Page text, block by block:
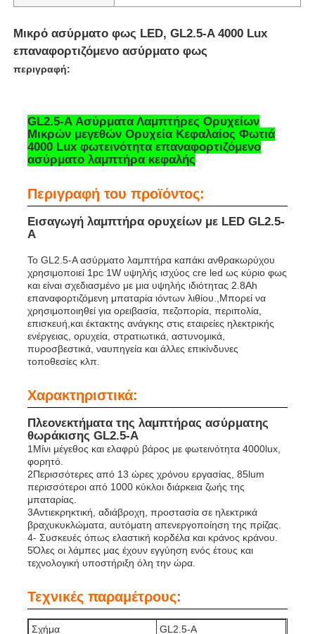
Αρχική Σελίδα
Προϊόντα
Εμφάνιση VR
Σχετικά με εμάς
Γύρος εργοστασίων
Ποιοτικός έλεγχος
Νέα
Ζητήστε ένα απόσπασμα
Ασύρματο φωτιστικό καπάκι εξόρυξης
Μικρό ασύρματο φως LED, GL2.5-A 4000 Lux
επαναφορτιζόμενο ασύρματο φως
περιγραφή:
GL2.5-Α Ασύρματα Λαμπτήρες Ορυχείων
Μικρών μεγεθών Ορυχεία Κεφαλαίος Φωτιά
4000 Lux φωτεινότητα επαναφορτιζόμενο
ασύρματο λαμπτήρα κεφαλής
Περιγραφή του προϊόντος:
Εισαγωγή λαμπτήρα ορυχείων με LED GL2.5-
A
Το GL2.5-A ασύρματο λαμπτήρα καπάκι ανθρακωρύχου
χρησιμοποιεί 1pc 1W υψηλής ισχύος cre led ως κύριο φως
και είναι σχεδιασμένο με μια υψηλής ιδιότητας 2.8Ah
επαναφορτιζόμενη μπαταρία ιόντων λιθίου.,Μπορεί να
χρησιμοποιηθεί για ορειβασία, πεζοπορία, περιπολία,
επισκευή,και έκτακτης ανάγκης στις εταιρείες ηλεκτρικής
ενέργειας, ορυχεία, στρατιωτικά, αστυνομικά,
πυροσβεστικά, ναυπηγεία και άλλες επικίνδυνες
τοποθεσίες κλπ.
Χαρακτηριστικά:
Πλεονεκτήματα της λαμπτήρας ασύρματης
θωράκισης GL2.5-A
1Μίνι μέγεθος και ελαφρύ βάρος με φωτεινότητα 4000lux,
φορητό.
2Περισσότερες από 13 ώρες χρόνου εργασίας, 85lum
περισσότεροι από 1000 κύκλοι διάρκεια ζωής της
μπαταρίας.
3Αντιεκρηκτική, αδιάβροχη, προστασία σε ηλεκτρικά
βραχυκυκλώματα, αυτόματη απενεργοποίηση της πρίζας.
4- Συσκευές όπως ελαστική κορδέλα και κράνος κράνου.
5Όλες οι λάμπες μας έχουν εγγύηση ενός έτους και
τεχνολογική υποστήριξη όλη την ώρα.
Τεχνικές παραμέτρους:
Σχήμα GL2.5-A